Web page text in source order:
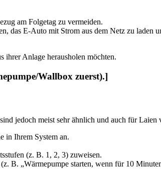
am Folgetag zu vermeiden.
das E-Auto mit Strom aus dem Netz zu laden
ihrer Anlage herausholen möchten.
Wallbox zuerst).]
jedoch meist sehr ähnlich und auch für Laien
in Ihrem System an.
(z. B. 1, 2, 3) zuweisen.
B. „Wärmepumpe starten, wenn für 10